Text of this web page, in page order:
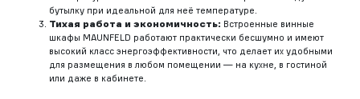
бутылку при идеальной для неё температуре.
Тихая работа и экономичность: Встроенные винные
шкафы MAUNFELD работают практически бесшумно и имеют
высокий класс энергоэффективности, что делает их удобными
для размещения в любом помещении — на кухне, в гостиной
или даже в кабинете.